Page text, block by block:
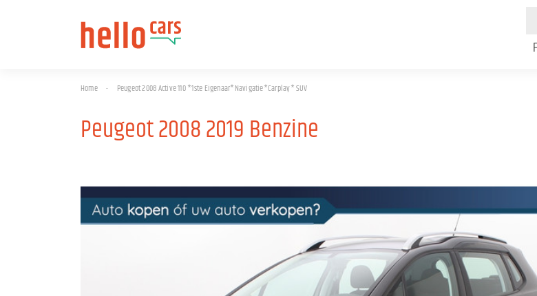
Home - Peugeot 2008 Active 110 *1ste Eigenaar*Navigatie*Carplay* SUV
Peugeot 2008 2019 Benzine